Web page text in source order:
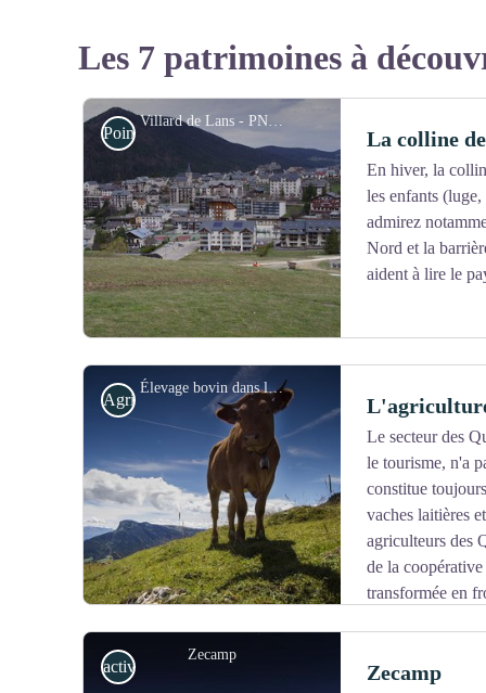
Les 7 patrimoines à
Villard de Lans - PNRV
Voir l'image en plein écran
Point de Vue La colline
En hiver, la
les enfants
admirez
Nord et la
aident à lire le
Élevage bovin dans les Quatre-Montagnes - S. et M. Booth
Agriculture et savoir faire
Le secteur des
le tourisme, n'a
constitue
vaches laitières
agriculteurs des
de la
transformée en
Zecamp
activités de pleine nature Zecamp